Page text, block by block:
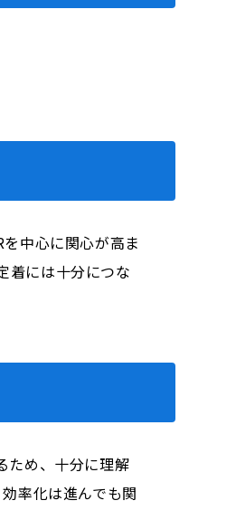
中心に関心が高ま
着には十分につな
ため、十分に理解
率化は進んでも関